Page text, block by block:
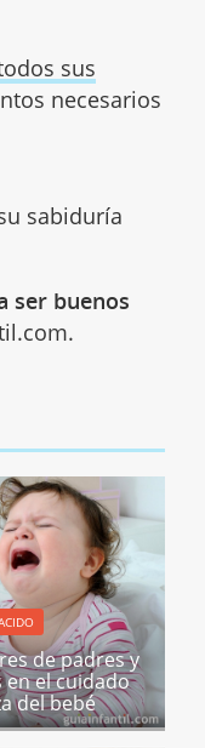
sus
necesarios
sabiduría
ser buenos
de padres y
en el cuidado
del bebé